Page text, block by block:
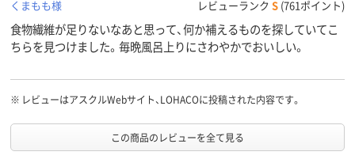
くまもも様
レビューランク S (761ポイント)
食物繊維が足りないなあと思って、何か補えるものを探していてこ
ちらを見つけました。毎晩風呂上りにさわやかでおいしい。
※ レビューはアスクルWebサイト、LOHACOに投稿された内容です。
この商品のレビューを全て見る